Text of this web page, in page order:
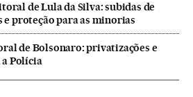
de Lula da Silva: subidas de
proteção para as minorias
de Bolsonaro: privatizações e
Polícia